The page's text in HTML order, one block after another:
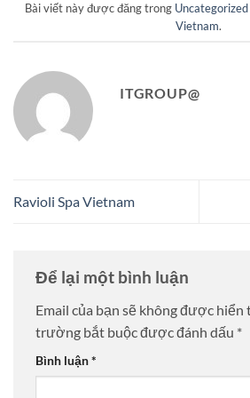
Bài viết này được đăng trong Uncategorized
Vietnam.
ITGROUP@
Ravioli Spa Vietnam
Để lại một bình luận
Email của bạn sẽ không được hiển
trường bắt buộc được đánh dấu *
Bình luận*